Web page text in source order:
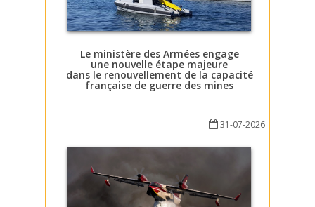
Le ministère des Armées engage
une nouvelle étape majeure
dans le renouvellement de la capacité
française de guerre des mines
31-07-2026